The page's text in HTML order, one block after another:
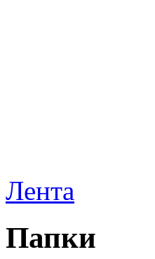
Лента
Папки